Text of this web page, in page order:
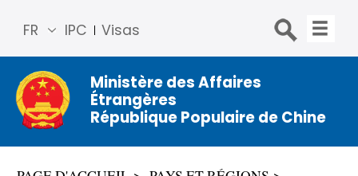
IPC Visas
FR
简体
中文
Engli
sh
Русс
Ministère des Affaires
Étrangères
République Populaire de Chine